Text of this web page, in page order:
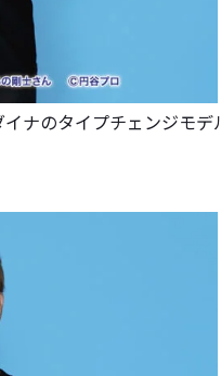
ナのタイプチェンジモデ